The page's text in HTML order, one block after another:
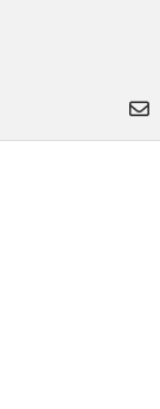
Camping,
Accesorii pentru
Articole HoReCa
Solutii
Concentralia
Dispensere
Dispensere role